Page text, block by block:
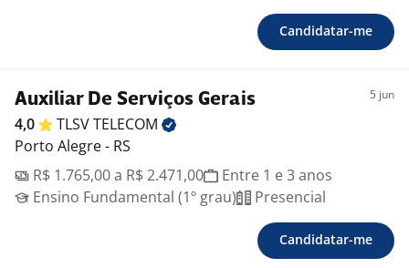
Candidatar-me
Auxiliar De Serviços Gerais 5 jun
4,0 TLSVTELECOM
Porto Alegre - RS
R$ 1.765,00 a R$ 2.471,00
Entre 1 e 3 anos
Ensino Fundamental (1º grau)
Presencial
Candidatar-me